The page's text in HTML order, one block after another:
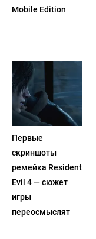
Mobile Edition
Первые
скриншоты
ремейка Resident
Evil 4 — сюжет
игры
переосмыслят